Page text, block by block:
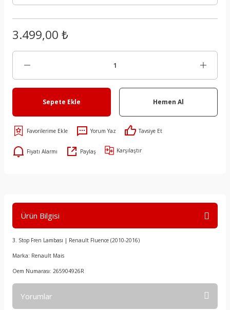
3.499,00 ₺
Sepete Ekle Hemen Al
Yorum Yaz Tavsiye Et
Fiyatı Alarmı Paylaş Karşılaştır
Ürün Bilgisi
3. Stop Fren Lambası | Renault Fluence (2010-2016)
Marka: Renault Mais
Oem Numarası: 265904926R
Yorumlar